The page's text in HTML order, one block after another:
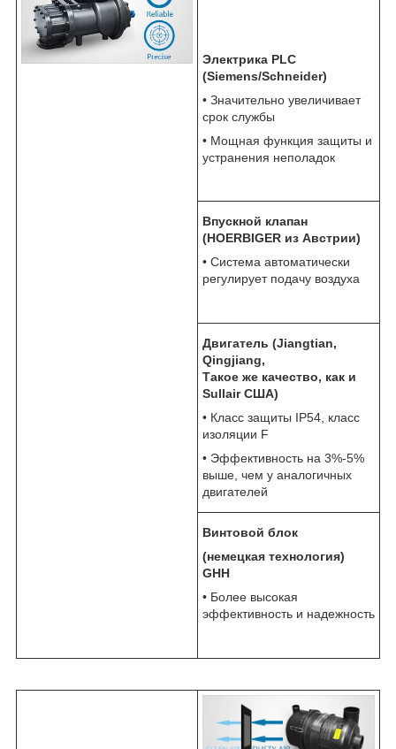
Электрика PLC
(Siemens/Schneider)
• Значительно увеличивает
срок службы
• Мощная функция защиты и
устранения неполадок
Впускной клапан
(HOERBIGER из Австрии)
• Система автоматически
регулирует подачу воздуха
Двигатель (Jiangtian,
Qingjiang,
Такое же качество, как и
Sullair США)
• Класс защиты IP54, класс
изоляции F
• Эффективность на 3%-5%
выше, чем у аналогичных
двигателей
Винтовой блок
(немецкая технология)
GHH
• Более высокая
эффективность и надежность